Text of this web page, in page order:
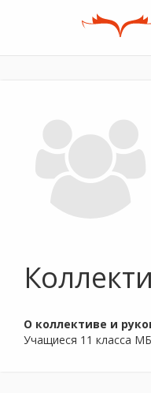
О коллективе и
Учащиеся 11 класса